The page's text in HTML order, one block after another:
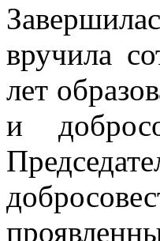
вручила
лет
и